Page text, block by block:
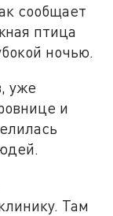
сообщает
птица
ночью.
уже
и
Там